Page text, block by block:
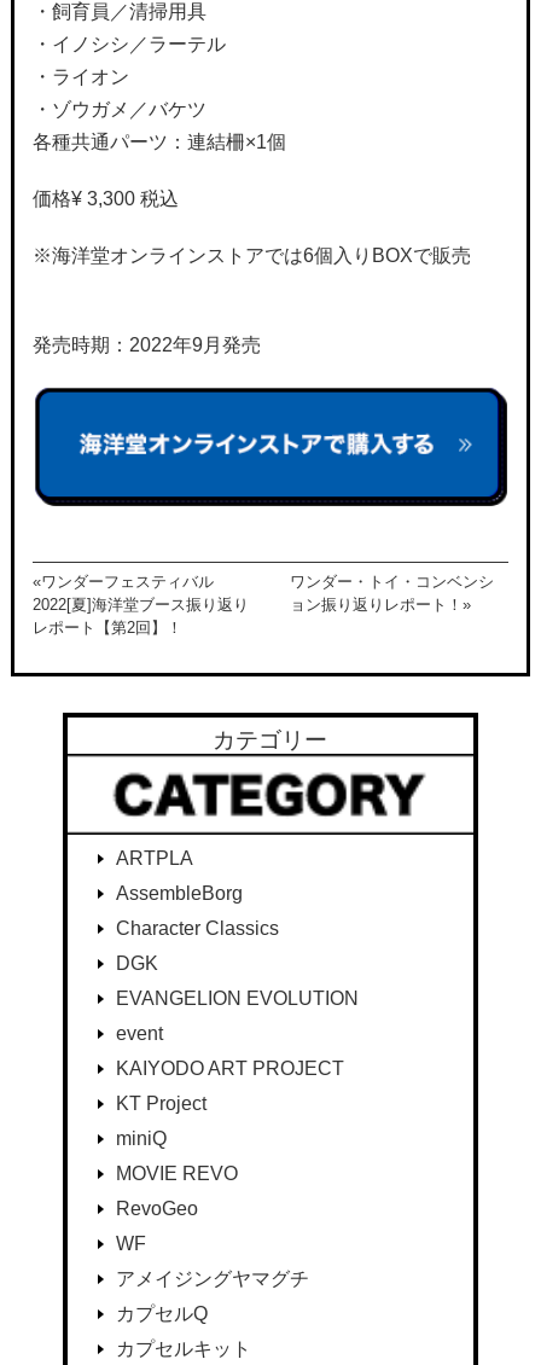
・飼育員／清掃用具
・イノシシ／ラーテル
・ライオン
・ゾウガメ／バケツ
各種共通パーツ：連結柵×1個
価格¥ 3,300 税込
※海洋堂オンラインストアでは6個入りBOXで販売
発売時期：2022年9月発売
«ワンダーフェスティバル
2022[夏]海洋堂ブース振り返り
レポート【第2回】！
ワンダー・トイ・コンベンシ
ョン振り返りレポート！»
カテゴリー
ARTPLA
AssembleBorg
Character Classics
DGK
EVANGELION EVOLUTION
event
KAIYODO ART PROJECT
KT Project
miniQ
MOVIE REVO
RevoGeo
WF
アメイジングヤマグチ
カプセルQ
カプセルキット